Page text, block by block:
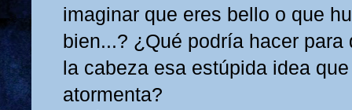
imaginar que eres bello o que
bien...? ¿Qué podría hacer para
la cabeza esa estúpida idea
atormenta?